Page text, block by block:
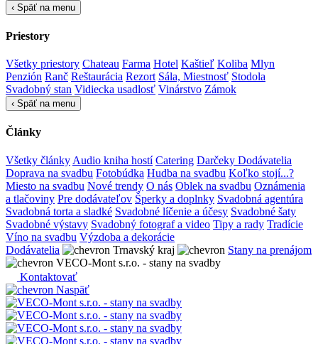
‹ Späť na menu
Priestory
Všetky priestory Chateau Farma Hotel Kaštieľ Koliba Mlyn
Penzión Ranč Reštaurácia Rezort Sála, Miestnosť Stodola
Svadobný stan Vidiecka usadlosť Vinárstvo Zámok
‹ Späť na menu
Články
Všetky články Audio kniha hostí Catering Darčeky Dodávatelia
Doprava na svadbu Fotobúdka Hudba na svadbu Koľko stojí...?
Miesto na svadbu Nové trendy O nás Oblek na svadbu Oznámenia
a tlačoviny Pre dodávateľov Šperky a doplnky Svadobná agentúra
Svadobná torta a sladké Svadobné líčenie a účesy Svadobné šaty
Svadobné výstavy Svadobný fotograf a video Tipy a rady Tradície
Víno na svadbu Výzdoba a dekorácie
Dodávatelia
Trnavský kraj
Stany na prenájom
VECO-Mont s.r.o. - stany na svadby
Kontaktovať
Naspäť